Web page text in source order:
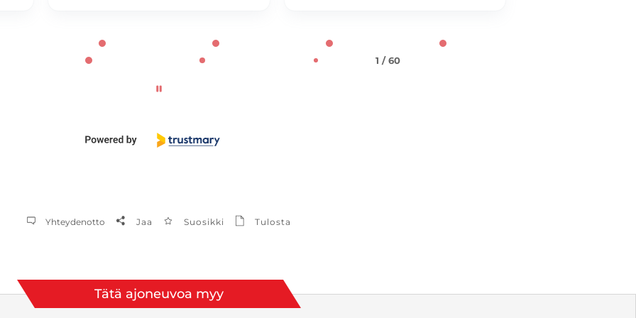
1 / 60
Yhteydenotto Jaa Suosikki Tulosta
Tätä ajoneuvoa myy